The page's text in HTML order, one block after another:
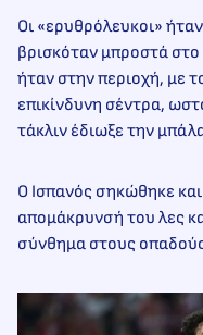
Οι «ερυθρόλευκοι»
βρισκόταν μπροστά στο
ήταν στην περιοχή, με
επικίνδυνη σέντρα,
τάκλιν έδιωξε την
Ο Ισπανός σηκώθηκε
απομάκρυνσή του λες
σύνθημα στους